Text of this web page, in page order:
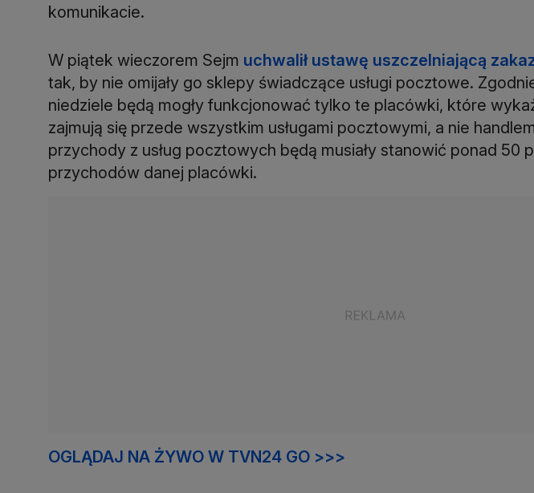
komunikacie.
W piątek wieczorem Sejm uchwalił ustawę uszczelniającą
tak, by nie omijały go sklepy świadczące usługi pocztowe.
niedziele będą mogły funkcjonować tylko te placówki, które
zajmują się przede wszystkim usługami pocztowymi, a nie
przychody z usług pocztowych będą musiały stanowić ponad 50
przychodów danej placówki.
OGLĄDAJ NA ŻYWO W TVN24 GO >>>